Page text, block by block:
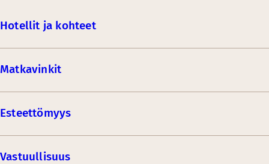
Hotellit ja kohteet
Matkavinkit
Esteettömyys
Vastuullisuus